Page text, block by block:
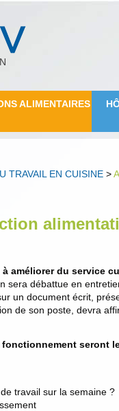
ALIMENTAIRES
TRAVAIL EN CUISINE >
améliorer du service
sera débattue en
un document écrit,
de son poste, devra
seront
travail sur la semaine ?